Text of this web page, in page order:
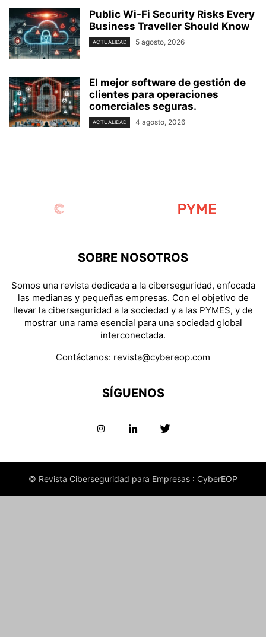
Public Wi-Fi Security Risks Every
Business Traveller Should Know
ACTUALIDAD 5 agosto, 2026
El mejor software de gestión de
clientes para operaciones
comerciales seguras.
ACTUALIDAD 4 agosto, 2026
SOBRE NOSOTROS
Somos una revista dedicada a la ciberseguridad, enfocada
las medianas y pequeñas empresas. Con el objetivo de
llevar la ciberseguridad a la sociedad y a las PYMES, y de
mostrar una rama esencial para una sociedad global
interconectada.
Contáctanos: revista@cybereop.com
SÍGUENOS
© Revista Ciberseguridad para Empresas : CyberEOP